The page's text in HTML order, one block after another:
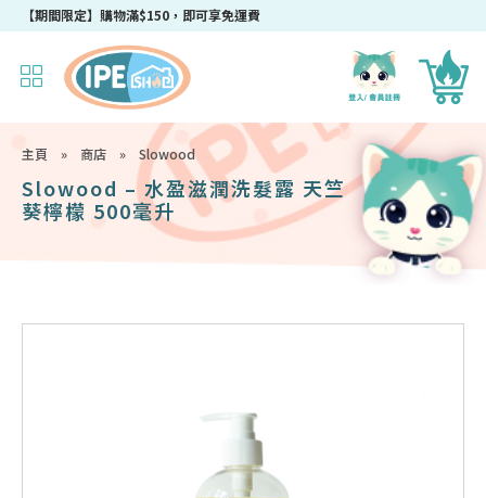
【期間限定】購物滿$150，即可享免運費
主頁 » 商店 » Slowood
Slowood – 水盈滋潤洗髮露 天竺
葵檸檬 500毫升